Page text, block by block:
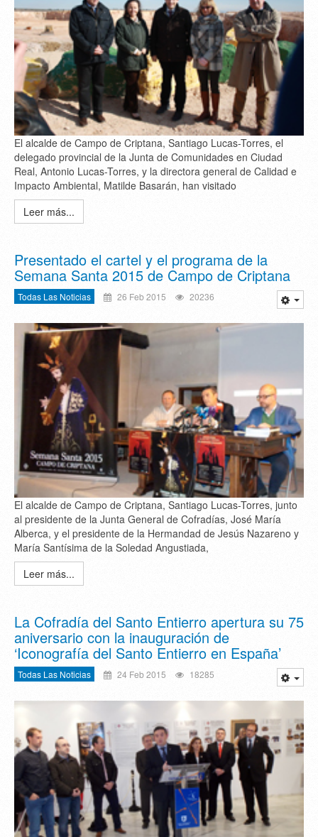
El alcalde de Campo de Criptana, Santiago Lucas-Torres, el
delegado provincial de la Junta de Comunidades en Ciudad
Real, Antonio Lucas-Torres, y la directora general de Calidad e
Impacto Ambiental, Matilde Basarán, han visitado
Leer más...
Presentado el cartel y el programa de la
Semana Santa 2015 de Campo de Criptana
Todas Las Noticias 26 Feb 2015 20236
El alcalde de Campo de Criptana, Santiago Lucas-Torres, junto
al presidente de la Junta General de Cofradías, José María
Alberca, y el presidente de la Hermandad de Jesús Nazareno y
María Santísima de la Soledad Angustiada,
Leer más...
La Cofradía del Santo Entierro apertura su 75
aniversario con la inauguración de
‘Iconografía del Santo Entierro en España’
Todas Las Noticias 24 Feb 2015 18285